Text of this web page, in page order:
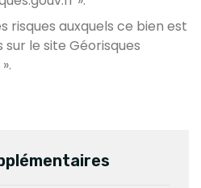
risques auxquels ce bien est
le site Géorisques
».